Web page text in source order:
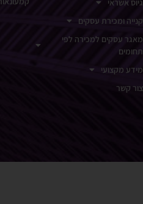
גיוס אשראי
קנייה ומכירת עסקים
מאגר עסקים למכירה לפי
תחומים
מידע מקצועי
צור קשר